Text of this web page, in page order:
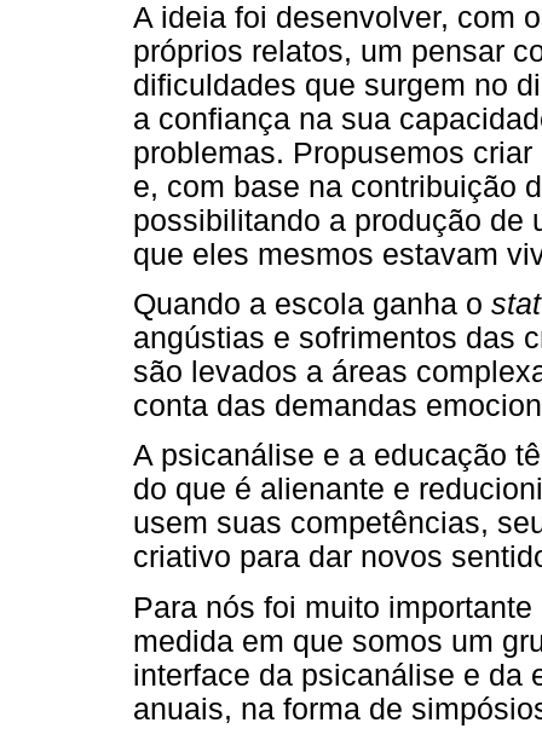
A ideia foi desenvolver, com
próprios relatos, um pensar
dificuldades que surgem no
a confiança na sua
problemas. Propusemos
e, com base na contribuição
possibilitando a produção de
que eles mesmos estavam
Quando a escola ganha o
angústias e sofrimentos das
são levados a áreas
conta das demandas
A psicanálise e a educação
do que é alienante e
usem suas competências,
criativo para dar novos
Para nós foi muito
medida em que somos um
interface da psicanálise e da
anuais, na forma de